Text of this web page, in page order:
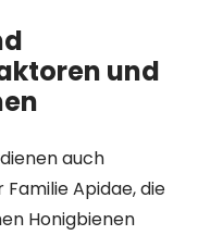
und
auch
Apidae, die
Honigbienen